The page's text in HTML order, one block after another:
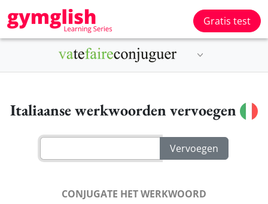
Gratis test
Italiaanse werkwoorden vervoegen
CONJUGATE HET WERKWOORD